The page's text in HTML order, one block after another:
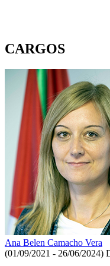
CARGOS
Ana Belen Camacho Vera
(01/09/2021 - 26/06/2024)